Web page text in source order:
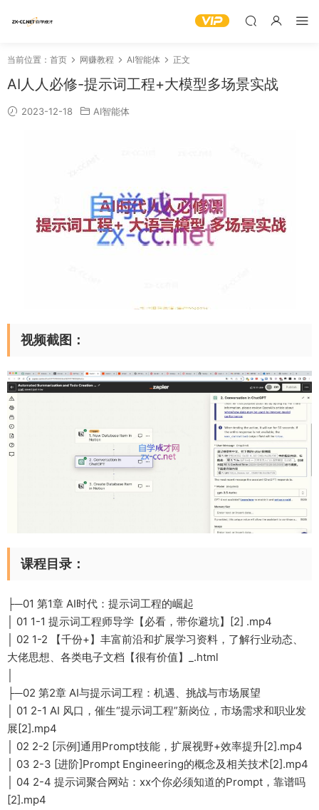
当前位置： 首页 网赚教程 AI智能体 正文
AI人人必修-提示词工程+大模型多场景实战
2023-12-18 AI智能体
视频截图：
课程目录：
├─01 第1章 AI时代：提示词工程的崛起
│ 01 1-1 提示词工程师导学【必看，带你避坑】[2] .mp4
│ 02 1-2 【千份+】丰富前沿和扩展学习资料，了解行业动态、
大佬思想、各类电子文档【很有价值】_.html
├─02 第2章 AI与提示词工程：机遇、挑战与市场展望
│ 01 2-1 AI 风口，催生“提示词工程”新岗位，市场需求和职业发
展[2].mp4
│ 02 2-2 [示例]通用Prompt技能，扩展视野+效率提升[2].mp4
│ 03 2-3 [进阶]Prompt Engineering的概念及相关技术[2].mp4
│ 04 2-4 提示词聚合网站：xx个你必须知道的Prompt，靠谱吗
[2].mp4